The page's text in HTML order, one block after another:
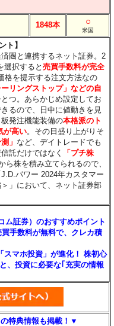
1848本 ○
米国
ト】
圏と連携するネット証券。2
選択すると売買手数料が完全
格を提示する注文方法なの
ーリングストップ」などの自
つ。あらかじめ設定してお
るので、日中に値動きを見
発注機能装備の本格派のト
が高い。その日盛り上がりそ
」 など、デイトレードでも
託だけではなく
「プチ株
ら株を積み立てられるので、
パワー 2024年カスタマー
」において、ネット証券部
証券）のおすすめポイント
手数料が無料で、クレカ積
マホ投資」が進化！ 株初心
、投資に必要な｢充実の情報
特典情報も掲載！▼